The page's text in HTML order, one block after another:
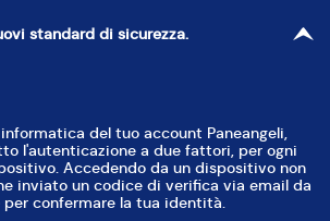
standard di sicurezza.
del tuo account Paneangeli,
l'autenticazione a due fattori, per ogni
Accedendo da un dispositivo non
inviato un codice di verifica via email da
per confermare la tua identità.